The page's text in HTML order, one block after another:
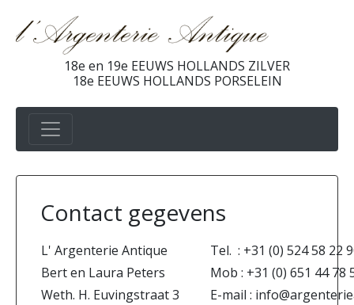
18e en 19e EEUWS HOLLANDS ZILVER
18e EEUWS HOLLANDS PORSELEIN
Contact gegevens
L' Argenterie Antique
Bert en Laura Peters
Weth. H. Euvingstraat 3
Tel. : +31 (0) 524 58 22
Mob : +31 (0) 651 44 78
E-mail :